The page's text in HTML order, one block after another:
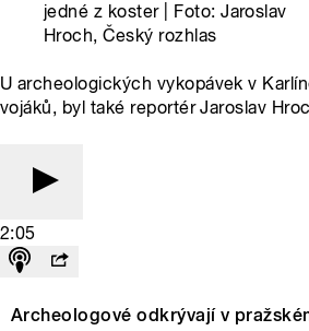
jedné z koster | Foto: Jaroslav
Hroch, Český rozhlas
U archeologických vykopávek v
vojáků, byl také reportér Jaroslav
2:05
Archeologové odkrývají v